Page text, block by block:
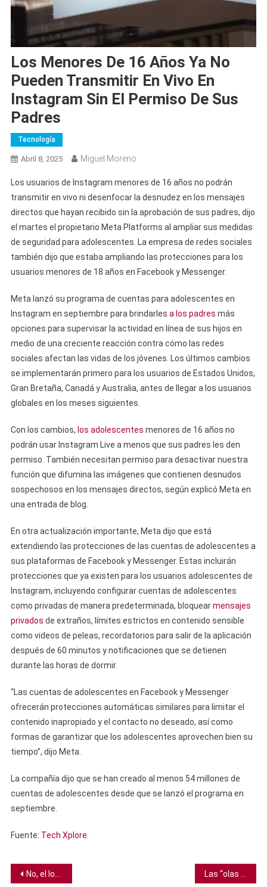
Los Menores De 16 Años Ya No
Pueden Transmitir En Vivo En
Instagram Sin El Permiso De Sus
Padres
Tecnología
Abril 8, 2025 Miguel Moreno
Los usuarios de Instagram menores de 16 años no podrán
transmitir en vivo ni desenfocar la desnudez en los mensajes
directos que hayan recibido sin la aprobación de sus padres, dijo
el martes el propietario Meta Platforms al ampliar sus medidas
de seguridad para adolescentes. La empresa de redes sociales
también dijo que estaba ampliando las protecciones para los
usuarios menores de 18 años en Facebook y Messenger.
Meta lanzó su programa de cuentas para adolescentes en
Instagram en septiembre para brindarles a los padres más
opciones para supervisar la actividad en línea de sus hijos en
medio de una creciente reacción contra cómo las redes
sociales afectan las vidas de los jóvenes. Los últimos cambios
se implementarán primero para los usuarios de Estados Unidos,
Gran Bretaña, Canadá y Australia, antes de llegar a los usuarios
globales en los meses siguientes.
Con los cambios, los adolescentes menores de 16 años no
podrán usar Instagram Live a menos que sus padres les den
permiso. También necesitan permiso para desactivar nuestra
función que difumina las imágenes que contienen desnudos
sospechosos en los mensajes directos, según explicó Meta en
una entrada de blog.
En otra actualización importante, Meta dijo que está
extendiendo las protecciones de las cuentas de adolescentes a
sus plataformas de Facebook y Messenger. Estas incluirán
protecciones que ya existen para los usuarios adolescentes de
Instagram, incluyendo configurar cuentas de adolescentes
como privadas de manera predeterminada, bloquearmensajes
privados de extraños, límites estrictos en contenido sensible
como videos de peleas, recordatorios para salir de la aplicación
después de 60 minutos y notificaciones que se detienen
durante las horas de dormir.
“Las cuentas de adolescentes en Facebook y Messenger
ofrecerán protecciones automáticas similares para limitar el
contenido inapropiado y el contacto no deseado, así como
formas de garantizar que los adolescentes aprovechen bien su
tiempo”, dijo Meta.
La compañía dijo que se han creado al menos 54 millones de
cuentas de adolescentes desde que se lanzó el programa en
septiembre.
Fuente: Tech Xplore
Navegación
No, el lobo terrible no ha sido traído de vuelta tras su extinción